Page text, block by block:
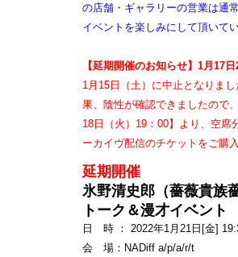
の店舗・ギャラリーの営業は通
イベントを楽しみにして頂いて
【延期開催のお知らせ】1月17
1月15日（土）に中止となりま
果、陰性が確認できましたので
18日（火）19：00】より、空
ーカイヴ配信のチケットをご購
延期開催
氷野清史郎（薔薇貴族
トーク＆漫才イベント
日 時 ： 2022年1月21日[金]
会 場：NADiff a/p/a/r/t